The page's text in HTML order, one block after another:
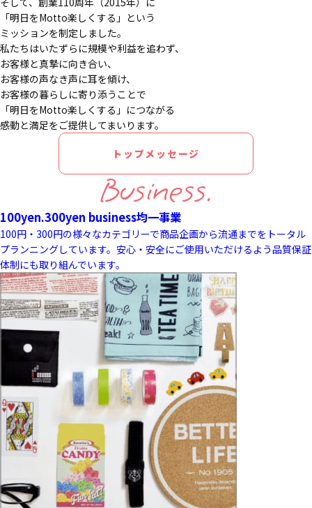
「明日をMotto楽しくする」という
ミッションを制定しました。
私たちはいたずらに規模や利益を追わず、
お客様と真摯に向き合い、
お客様の声なき声に耳を傾け、
お客様の暮らしに寄り添うことで
「明日をMotto楽しくする」につながる
感動と満足をご提供してまいります。
トップメッセージ
Business.
100yen.300yen business均一事業
100円・300円の様々なカテゴリーで商品企画から流通までをトータル
プランニングしています。安心・安全にご使用いただけるよう品質保証
体制にも取り組んでいます。